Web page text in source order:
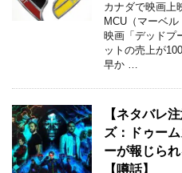
カナダで映画上
MCU（マーベ
映画「デッドプ
ットの売上が
早か …
【ネタバレ
ズ：ドゥー
ーが報じら
【噂話】